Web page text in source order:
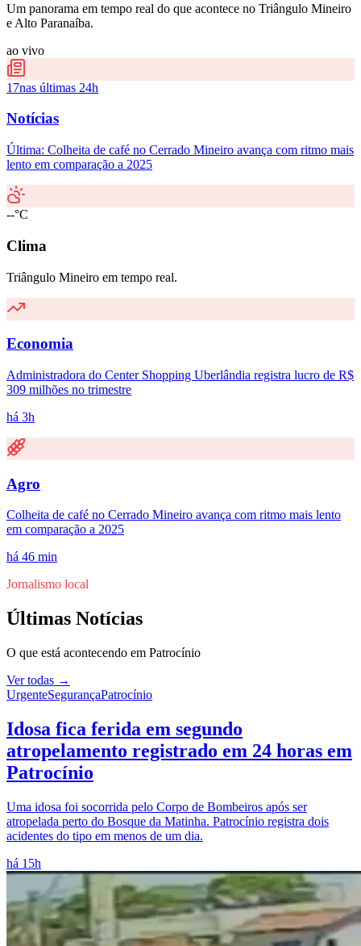
Um panorama em tempo real do que acontece no Triângulo Mineiro
e Alto Paranaíba.
ao vivo
17nas últimas 24h
Notícias
Última: Colheita de café no Cerrado Mineiro avança com ritmo mais
lento em comparação a 2025
--°C
Clima
Triângulo Mineiro em tempo real.
Economia
Administradora do Center Shopping Uberlândia registra lucro de R$
309 milhões no trimestre
há 3h
Agro
Colheita de café no Cerrado Mineiro avança com ritmo mais lento
em comparação a 2025
há 46 min
Jornalismo local
Últimas Notícias
O que está acontecendo em Patrocínio
Ver todas →
UrgenteSegurançaPatrocínio
Idosa fica ferida em segundo
atropelamento registrado em 24 horas em
Patrocínio
Uma idosa foi socorrida pelo Corpo de Bombeiros após ser
atropelada perto do Bosque da Matinha. Patrocínio registra dois
acidentes do tipo em menos de um dia.
há 15h